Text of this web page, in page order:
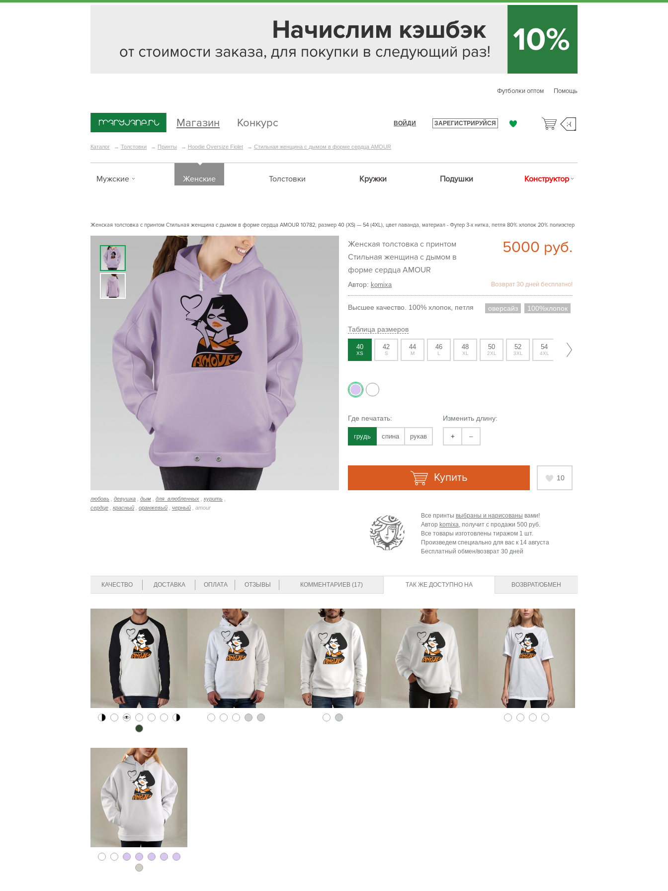
Помощь
Футболки оптом
Магазин Конкурс ВОЙДИ ЗАРЕГИСТРИРУЙСЯ ;-(
Каталог → Толстовки → Принты → Hoodie Oversize Fiolet → Стильная женщина с дымом в форме сердца AMOUR
Мужские Женские Толстовки Кружки Подушки Конструктор
Женская толстовка с принтом Стильная женщина с дымом в форме сердца AMOUR 10782, размер 40 (XS) — 54 (4XL), цвет лаванда, материал - Футер 3-х нитка, петля 80% хлопок 20% полиэстер
любовь девушка дым для_влюбленных курить
сердце
красный оранжевый черный , amour
Женская толстовка с принтом
Стильная женщина с дымом в
форме сердца AMOUR
5000 руб.
Автор: komixa Возврат 30 дней бесплатно!
Высшее качество. 100% хлопок, петля оверсайз 100%хлопок
Таблица размеров
40
XS
42
S
44
M
46
L
48
XL
50
2XL
52
3XL
54
4XL
Где печатать:
грудь спина рукав
Изменить длину:
+ –
10
Купить
Все принты выбраны и нарисованы вами!
Автор komixa, получит с продажи 500 руб.
Все товары изготовлены тиражом 1 шт.
Произведем специально для вас к 14 августа
Бесплатный обмен/возврат 30 дней
КАЧЕСТВО ДОСТАВКА ОПЛАТА ОТЗЫВЫ КОММЕНТАРИЕВ (17) ТАК ЖЕ ДОСТУПНО НА ВОЗВРАТ/ОБМЕН